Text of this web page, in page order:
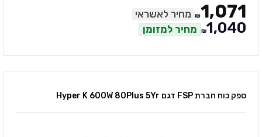
₪ 1,071 מחיר לאשראי
₪1,040 מחיר למזומן
ספק כוח חברת FSP דגם Hyper K 600W 80Plus 5Yr